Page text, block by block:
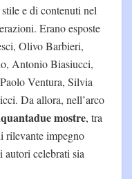
e di contenuti nel
Erano esposte
Olivo Barbieri,
Antonio Biasiucci,
Ventura, Silvia
Da allora, nell’arco
mostre, tra
rilevante impegno
autori celebrati sia